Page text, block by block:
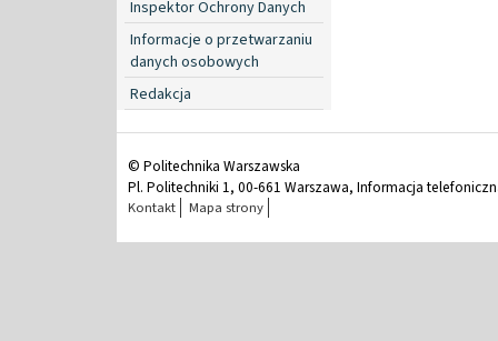
Inspektor Ochrony Danych
Informacje o przetwarzaniu
danych osobowych
Redakcja
© Politechnika Warszawska
Pl. Politechniki 1, 00-661 Warszawa, Informacja
Kontakt Mapa strony